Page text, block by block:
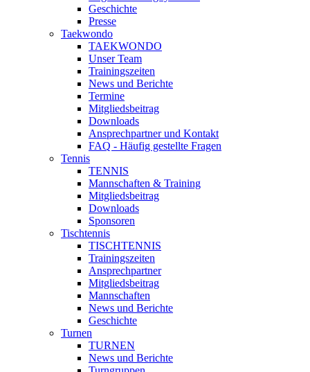
Geschichte
Presse
Taekwondo
TAEKWONDO
Unser Team
Trainingszeiten
News und Berichte
Termine
Mitgliedsbeitrag
Downloads
Ansprechpartner und Kontakt
FAQ - Häufig gestellte Fragen
Tennis
TENNIS
Mannschaften & Training
Mitgliedsbeitrag
Downloads
Sponsoren
Tischtennis
TISCHTENNIS
Trainingszeiten
Ansprechpartner
Mitgliedsbeitrag
Mannschaften
News und Berichte
Geschichte
Turnen
TURNEN
News und Berichte